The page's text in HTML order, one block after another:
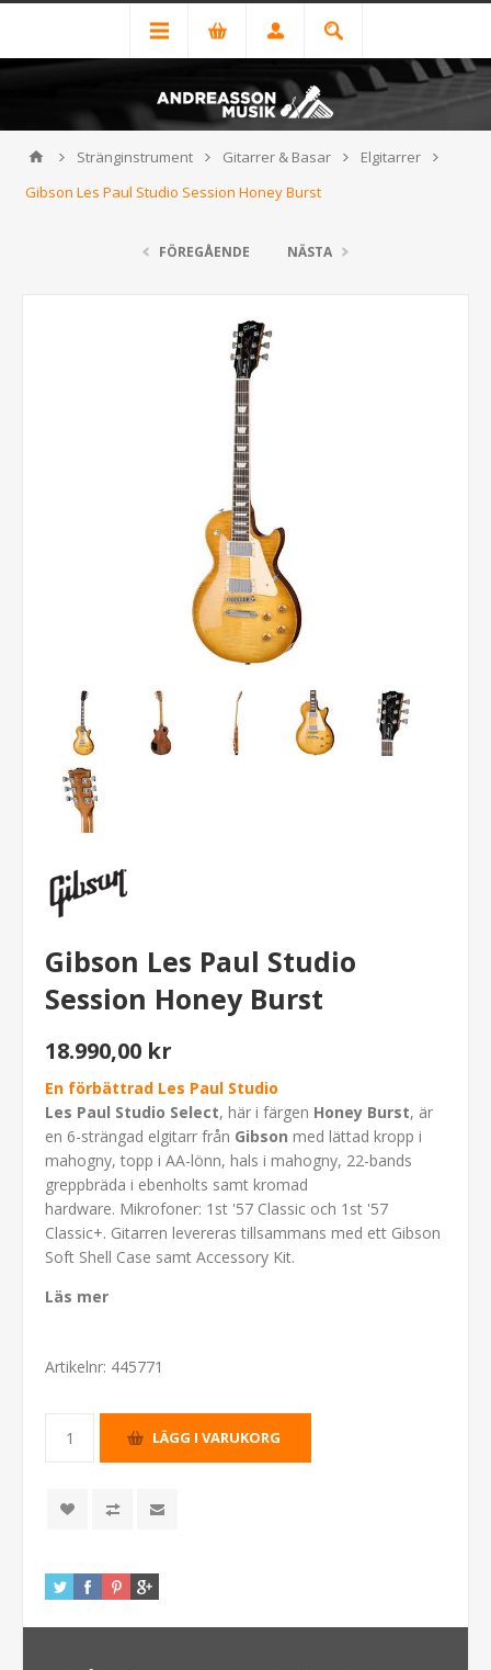
Stränginstrument Gitarrer & Basar
Elgitarrer
Gibson Les Paul Studio Session Honey Burst
FÖREGÅENDE NÄSTA
Gibson Les Paul Studio
Session Honey Burst
18.990,00 kr
En förbättrad Les Paul Studio
Les Paul Studio Select, här i färgen Honey Burst, är
en 6-strängad elgitarr från Gibson med lättad kropp i
mahogny, topp i AA-lönn, hals i mahogny, 22-bands
greppbräda i ebenholts samt kromad
hardware. Mikrofoner: 1st '57 Classic och 1st '57
Classic+. Gitarren levereras tillsammans med ett Gibson
Soft Shell Case samt Accessory Kit.
Läs mer
Artikelnr: 445771